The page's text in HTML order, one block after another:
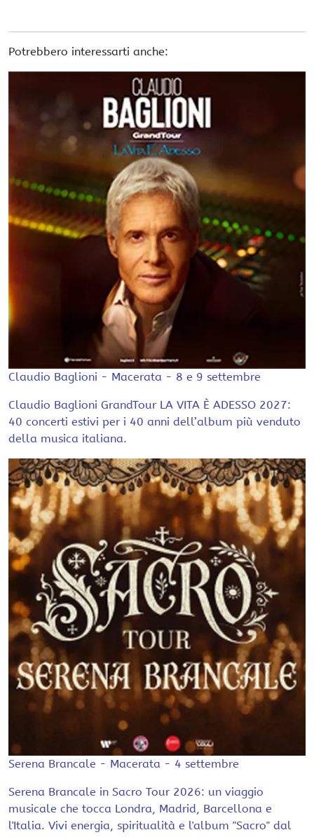
Potrebbero interessarti anche:
Claudio Baglioni - Macerata - 8 e 9 settembre
Claudio Baglioni GrandTour LA VITA È ADESSO 2027:
40 concerti estivi per i 40 anni dell’album più venduto
della musica italiana.
Serena Brancale - Macerata - 4 settembre
Serena Brancale in Sacro Tour 2026: un viaggio
musicale che tocca Londra, Madrid, Barcellona e
l'Italia. Vivi energia, spiritualità e l'album "Sacro" dal